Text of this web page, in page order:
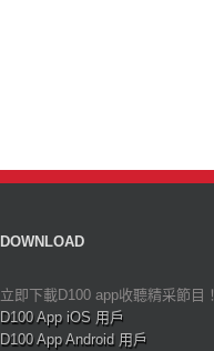
DOWNLOAD
立即下載D100 app收聽精采節目！
D100 App iOS 用戶
D100 App Android 用戶